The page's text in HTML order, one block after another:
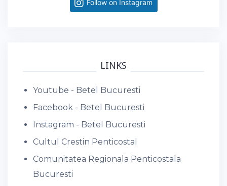
Follow on Instagram
LINKS
Youtube - Betel Bucuresti
Facebook - Betel Bucuresti
Instagram - Betel Bucuresti
Cultul Crestin Penticostal
Comunitatea Regionala Penticostala
Bucuresti